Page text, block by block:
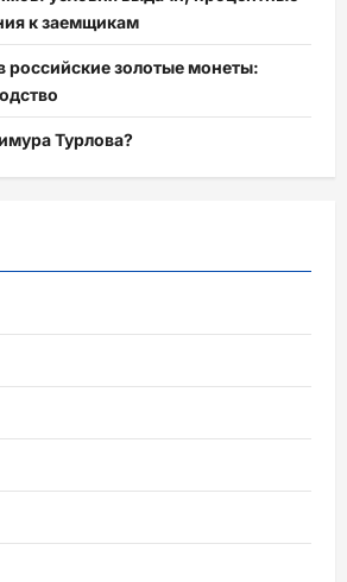
к заемщикам
российские золотые монеты:
Турлова?